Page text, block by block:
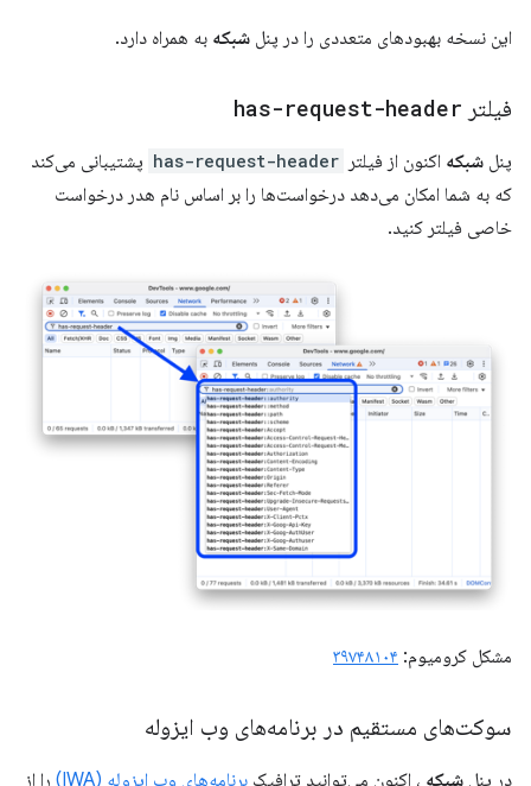
این نسخه بهبودهای متعددی را در پنل شبکه به همراه دارد.
فیلتر has-request-header
پنل شبکه اکنون از فیلتر has-request-header پشتیبانی می‌کند
که به شما امکان می‌دهد درخواست‌ها را بر اساس نام هدر درخواست
خاصی فیلتر کنید.
مشکل کرومیوم: ۳۹۷۴۸۱۰۴
سوکت‌های مستقیم در برنامه‌های وب ایزوله
در پنل شبکه ، اکنون می‌توانید ترافیک برنامه‌های وب ایزوله (IWA)
را از